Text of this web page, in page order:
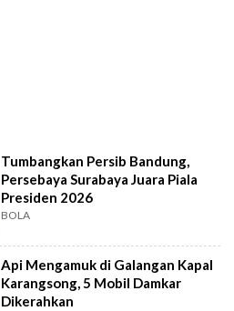
Tumbangkan Persib Bandung,
Persebaya Surabaya Juara Piala
Presiden 2026
BOLA
Api Mengamuk di Galangan Kapal
Karangsong, 5 Mobil Damkar
Dikerahkan